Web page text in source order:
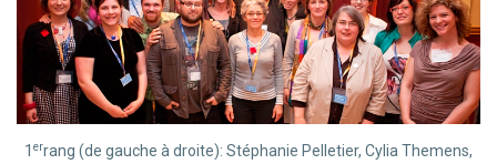
1 errang (de gauche à droite): Stéphanie Pelletier, Cylia Themens,